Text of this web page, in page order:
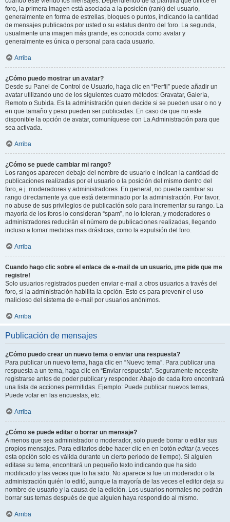
foro, la primera imagen está asociada a la posición (rank) del usuario,
generalmente en forma de estrellas, bloques o puntos, indicando la cantidad
de mensajes publicados por usted o su estatus dentro del foro. La segunda,
usualmente una imagen más grande, es conocida como avatar y
generalmente es única o personal para cada usuario.
Arriba
¿Cómo puedo mostrar un avatar?
Desde su Panel de Control de Usuario, haga clic en “Perfil” puede añadir un
avatar utilizando uno de los siguientes cuatro métodos: Gravatar, Galería,
Remoto o Subida. Es la administración quien decide si se pueden usar o no y
en que tamaño y peso pueden ser publicadas. En caso de que no este
disponible la opción de avatar, comuníquese con La Administración para que
sea activada.
Arriba
¿Cómo se puede cambiar mi rango?
Los rangos aparecen debajo del nombre de usuario e indican la cantidad de
publicaciones realizadas por el usuario o la posición del mismo dentro del
foro, e.j. moderadores y administradores. En general, no puede cambiar su
rango directamente ya que está determinado por la administración. Por favor,
no abuse de sus privilegios de publicación solo para incrementar su rango. La
mayoría de los foros lo consideran “spam”, no lo toleran, y moderadores o
administradores reducirán el número de publicaciones realizadas, llegando
incluso a tomar medidas mas drásticas, como la expulsión del foro.
Arriba
Cuando hago clic sobre el enlace de e-mail de un usuario, ¡me pide que me
registre!
Solo usuarios registrados pueden enviar e-mail a otros usuarios a través del
foro, si la administración habilita la opción. Esto es para prevenir el uso
malicioso del sistema de e-mail por usuarios anónimos.
Arriba
Publicación de mensajes
¿Cómo puedo crear un nuevo tema o enviar una respuesta?
Para publicar un nuevo tema, haga clic en “Nuevo tema”. Para publicar una
respuesta a un tema, haga clic en “Enviar respuesta”. Seguramente necesite
registrarse antes de poder publicar y responder. Abajo de cada foro encontrará
una lista de acciones permitidas. Ejemplo: Puede publicar nuevos temas,
Puede votar en las encuestas, etc.
Arriba
¿Cómo se puede editar o borrar un mensaje?
A menos que sea administrador o moderador, solo puede borrar o editar sus
propios mensajes. Para editarlos debe hacer clic en en botón editar(a veces
esta opción solo es válida durante un cierto periodo de tiempo). Si alguien
editase su tema, encontrará un pequeño texto indicando que ha sido
modificado y las veces que lo ha sido. No aparece si fue un moderador o la
administración quién lo editó, aunque la mayoría de las veces el editor deja su
nombre de usuario y la causa de la edición. Los usuarios normales no podrán
borrar sus temas después de que alguien haya respondido al mismo.
Arriba